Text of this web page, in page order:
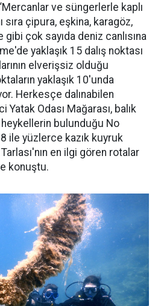
ve süngerlerle kaplı
sıra çipura, eşkina, karagöz,
çok sayıda deniz canlısına
yaklaşık 15 dalış noktası
elverişsiz olduğu
yaklaşık 10'unda
Herkesçe dalınabilen
Yatak Odası Mağarası, balık
bulunduğu No
ile yüzlerce kazık kuyruk
en ilgi gören rotalar
konuştu.